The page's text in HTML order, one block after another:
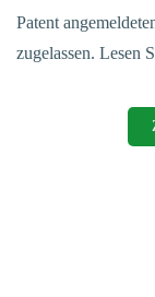
Patent
zugelassen. Lesen